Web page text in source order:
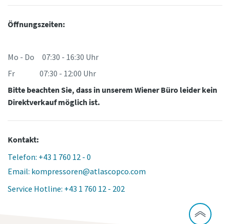
Alles, was Sie über Ihren pneumatischen
Förderprozess wissen müssen
Entdecken Sie, wie Sie einen effizienteren pneumatischen
Öffnungszeiten:
Mo - Do 07:30 - 16:30 Uhr
Fr 07:30 - 12:00 Uhr
Bitte beachten Sie, dass in unserem Wiener Büro leider kein
Direktverkauf möglich ist.
Kontakt:
Telefon: +43 1 760 12 - 0
Email: kompressoren@atlascopco.com
Service Hotline: +43 1 760 12 - 202
kann Atlas Copco Sie anhand der
unserer Datenschutzrichtlinie.
Ich habe die
Datenschutzrichtlinie
gelesen und akzeptiert.
Ich erkläre mich hiermit
Copco mir
Marketinginformationen
über seine Produkte
freiwilliger Basis zur